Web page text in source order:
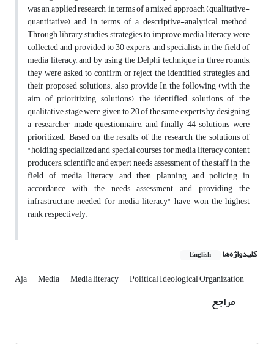
was an applied research, in terms of a mixed approach (qualitative-
quantitative) and in terms of a descriptive-analytical method.
Through library studies, strategies to improve media literacy were
collected and provided to 30 experts and specialists in the field of
media literacy, and by using the Delphi technique in three rounds,
they were asked to confirm or reject the identified strategies and
their proposed solutions. also provide In the following (with the
aim of prioritizing solutions), the identified solutions of the
qualitative stage were given to 20 of the same experts by designing
a researcher-made questionnaire, and finally 44 solutions were
prioritized. Based on the results of the research, the solutions of
"holding specialized and special courses for media literacy content
producers, scientific and expert needs assessment of the staff in the
field of media literacy, and then planning and policing in
accordance with the needs assessment and providing the
infrastructure needed for media literacy" have won the highest
rank, respectively.
کلیدواژه‌ها English
Aja Media Media literacy Political Ideological Organization
مراجع